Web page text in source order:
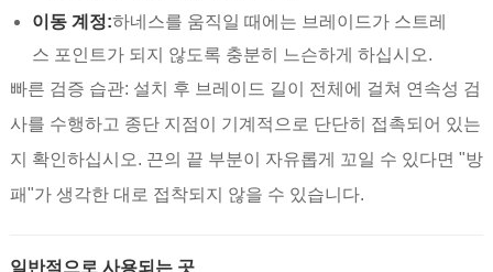
이동 계정:하네스를 움직일 때에는 브레이드가 스트레
스 포인트가 되지 않도록 충분히 느슨하게 하십시오.
빠른 검증 습관: 설치 후 브레이드 길이 전체에 걸쳐 연속성 검
사를 수행하고 종단 지점이 기계적으로 단단히 접촉되어 있는
지 확인하십시오. 끈의 끝 부분이 자유롭게 꼬일 수 있다면 "방
패"가 생각한 대로 접착되지 않을 수 있습니다.
일반적으로 사용되는 곳